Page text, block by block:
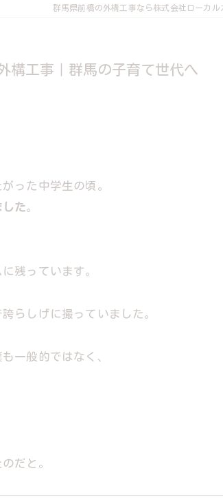
群馬県前橋の外構工事なら株式会社ローカル
構工事｜群馬の子育て世代へ
った中学生の頃。
た。
残っています。
らしげに撮っていました。
一般的ではなく、
だと。